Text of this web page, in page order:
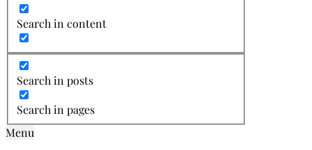
Search in content
Search in posts
Search in pages
Menu